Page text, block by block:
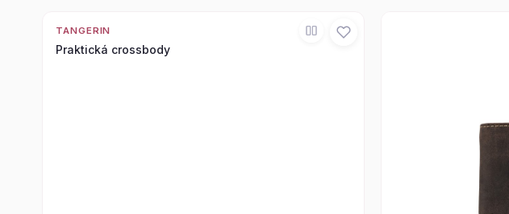
TANGERIN
Praktická crossbody